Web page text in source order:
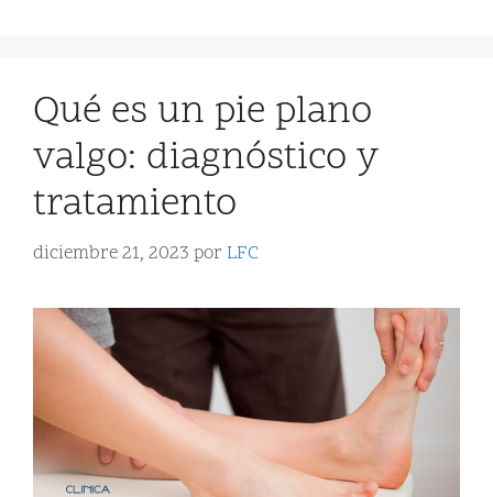
Qué es un pie plano
valgo: diagnóstico y
tratamiento
diciembre 21, 2023 por LFC